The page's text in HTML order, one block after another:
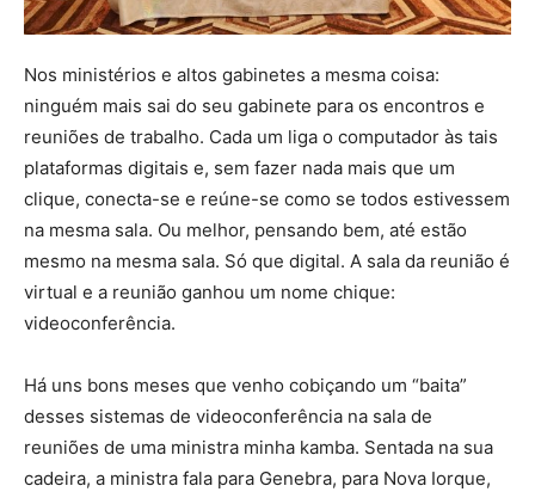
Nos ministérios e altos gabinetes a mesma coisa:
ninguém mais sai do seu gabinete para os encontros e
reuniões de trabalho. Cada um liga o computador às tais
plataformas digitais e, sem fazer nada mais que um
clique, conecta-se e reúne-se como se todos estivessem
na mesma sala. Ou melhor, pensando bem, até estão
mesmo na mesma sala. Só que digital. A sala da reunião é
virtual e a reunião ganhou um nome chique:
videoconferência.
Há uns bons meses que venho cobiçando um “baita”
desses sistemas de videoconferência na sala de
reuniões de uma ministra minha kamba. Sentada na sua
cadeira, a ministra fala para Genebra, para Nova Iorque,